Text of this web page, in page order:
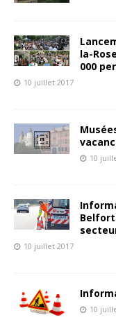
la-
000
10 juillet 2017
10
Belfort
10 juillet 2017
10